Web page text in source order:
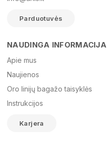
El. paštas
Žinutė
Parduotuvės
NAUDINGA INFORMACIJA
Apie mus
Naujienos
Oro linijų bagažo taisyklės
Instrukcijos
Karjera